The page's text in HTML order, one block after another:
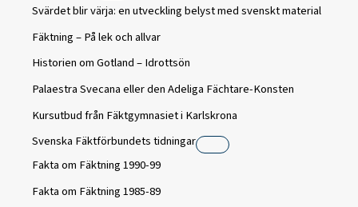
Svärdet blir värja: en utveckling belyst med svenskt material
Fäktning – På lek och allvar
Historien om Gotland – Idrottsön
Palaestra Svecana eller den Adeliga Fächtare-Konsten
Kursutbud från Fäktgymnasiet i Karlskrona
Svenska Fäktförbundets tidningar
Fakta om Fäktning 1990-99
Fakta om Fäktning 1985-89